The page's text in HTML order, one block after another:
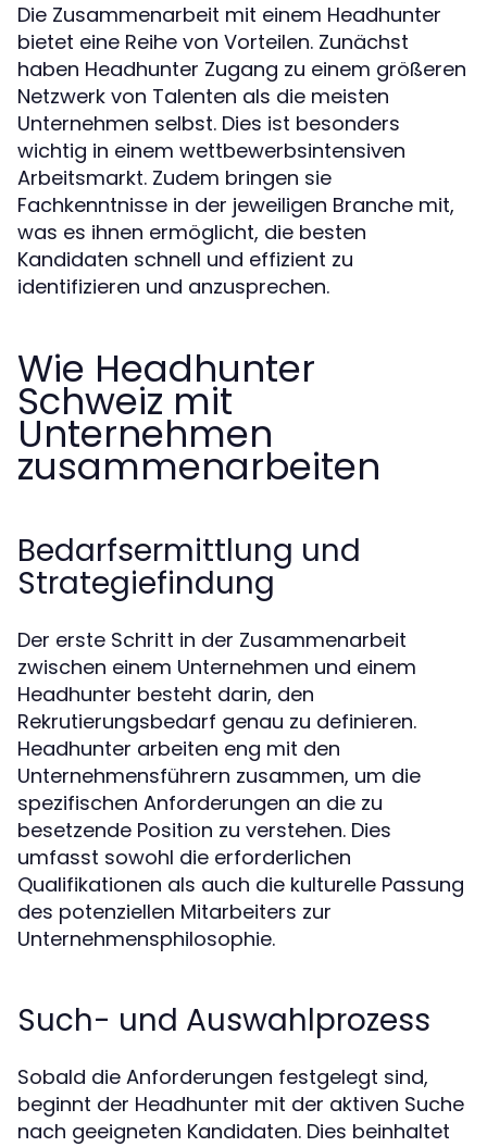
Die Zusammenarbeit mit einem Headhunter
bietet eine Reihe von Vorteilen. Zunächst
haben Headhunter Zugang zu einem größeren
Netzwerk von Talenten als die meisten
Unternehmen selbst. Dies ist besonders
wichtig in einem wettbewerbsintensiven
Arbeitsmarkt. Zudem bringen sie
Fachkenntnisse in der jeweiligen Branche mit,
was es ihnen ermöglicht, die besten
Kandidaten schnell und effizient zu
identifizieren und anzusprechen.
Wie Headhunter
Schweiz mit
Unternehmen
zusammenarbeiten
Bedarfsermittlung und
Strategiefindung
Der erste Schritt in der Zusammenarbeit
zwischen einem Unternehmen und einem
Headhunter besteht darin, den
Rekrutierungsbedarf genau zu definieren.
Headhunter arbeiten eng mit den
Unternehmensführern zusammen, um die
spezifischen Anforderungen an die zu
besetzende Position zu verstehen. Dies
umfasst sowohl die erforderlichen
Qualifikationen als auch die kulturelle Passung
des potenziellen Mitarbeiters zur
Unternehmensphilosophie.
Such- und Auswahlprozess
Sobald die Anforderungen festgelegt sind,
beginnt der Headhunter mit der aktiven Suche
nach geeigneten Kandidaten. Dies beinhaltet